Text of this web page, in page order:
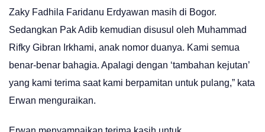
Zaky Fadhila Faridanu Erdyawan masih di Bogor.
Sedangkan Pak Adib kemudian disusul oleh Muhammad
Rifky Gibran Irkhami, anak nomor duanya. Kami semua
benar-benar bahagia. Apalagi dengan ‘tambahan kejutan’
yang kami terima saat kami berpamitan untuk pulang,” kata
Erwan menguraikan.